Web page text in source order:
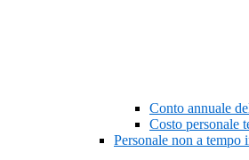
Conto annuale
Costo personale
Personale non a tempo